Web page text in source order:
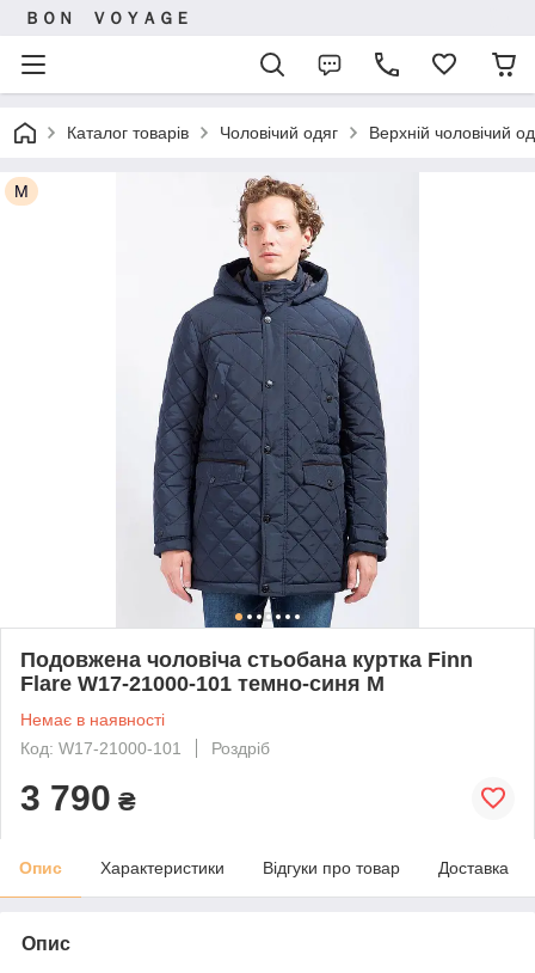
ＢＯＮ ＶＯＹＡＧＥ
Каталог товарів Чоловічий одяг Верхній чоловічий
M
Подовжена чоловіча стьобана куртка Finn
Flare W17-21000-101 темно-синя M
Немає в наявності
Код: W17-21000-101
Роздріб
3 790 ₴
Опис Характеристики Відгуки про товар Доставка
Опис